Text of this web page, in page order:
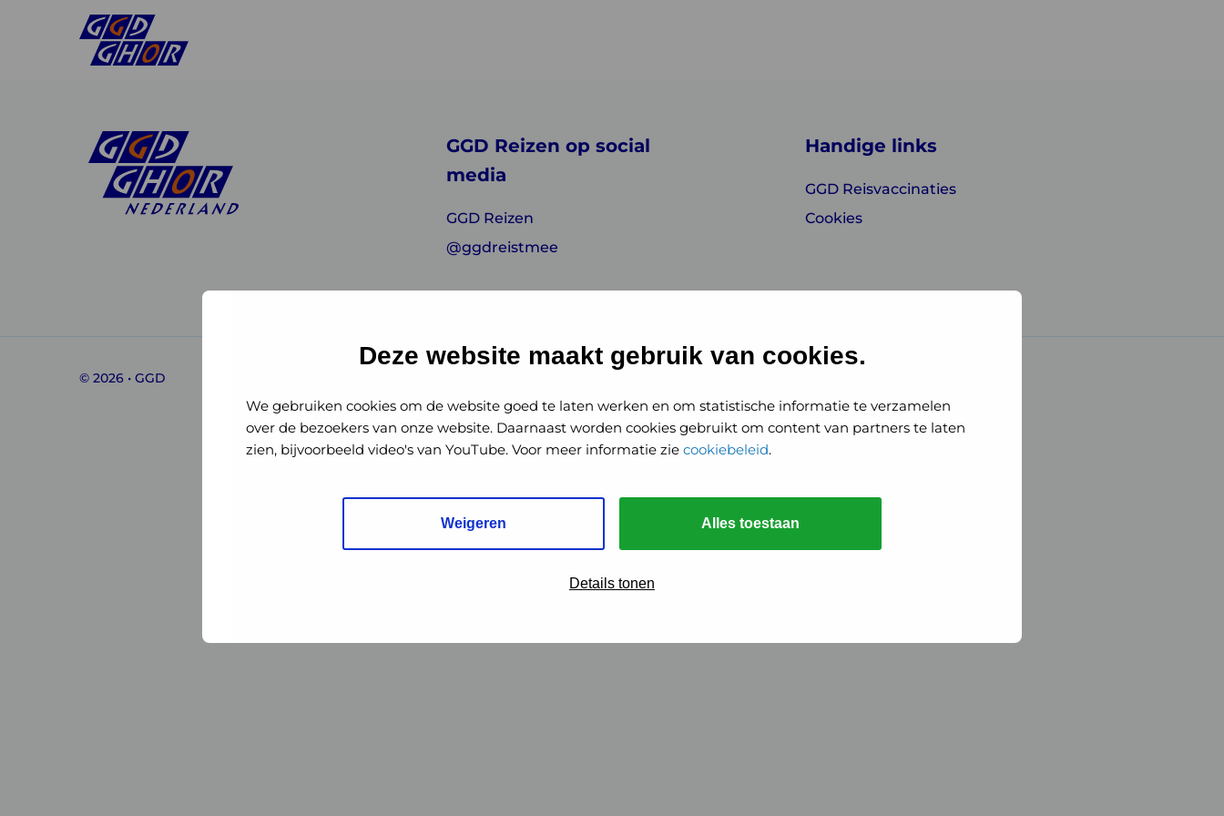
Deze website maakt gebruik van cookies.
We gebruiken cookies om de website goed te laten werken en om statistische informatie te verzamelen
over de bezoekers van onze website. Daarnaast worden cookies gebruikt om content van partners te laten
zien, bijvoorbeeld video's van YouTube. Voor meer informatie zie cookiebeleid.
Weigeren Alles toestaan
Details tonen
GHORGHOR
Nederland
GGD Reizen op social
media
GGD Reizen
@ggdreistmee
Handige links
GGD Reisvaccinaties
Cookies
© 2026 • GGD